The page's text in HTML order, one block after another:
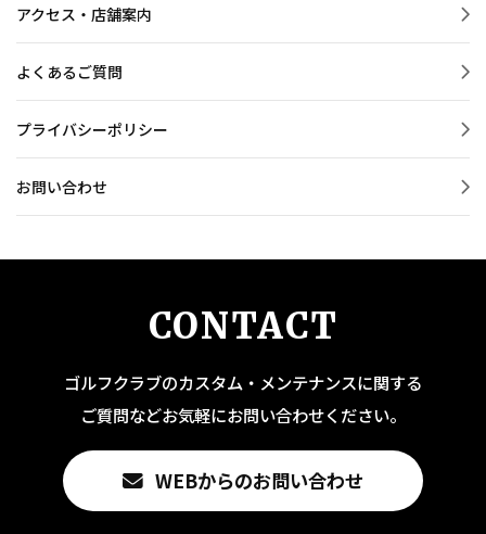
アクセス・店舗案内
よくあるご質問
プライバシーポリシー
お問い合わせ
CONTACT
ゴルフクラブのカスタム・メンテナンスに関する
ご質問などお気軽にお問い合わせください。
WEBからのお問い合わせ